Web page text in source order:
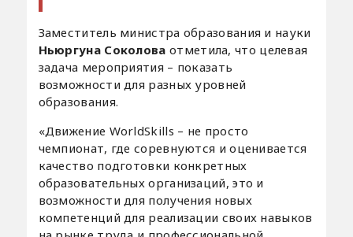
Заместитель министра образования и науки
Ньюргуна Соколова отметила, что целевая
задача мероприятия – показать
возможности для разных уровней
образования.
«Движение WorldSkills – не просто
чемпионат, где соревнуются и оценивается
качество подготовки конкретных
образовательных организаций, это и
возможности для получения новых
компетенций для реализации своих навыков